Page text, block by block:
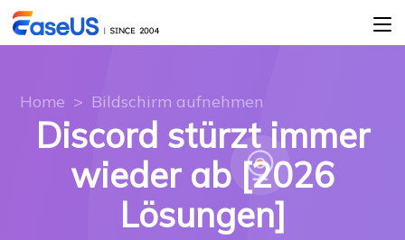
Home > Bildschirm aufnehmen
Discord stürzt immer
wieder ab [2026
Lösungen]